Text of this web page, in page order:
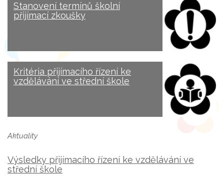
Stanovení termínů školní
přijímací zkoušky
Kritéria přijímacího řízení ke
vzdělávání ve střední škole
Aktuality
Výsledky přijímacího řízení ke vzdělávání ve
střední škole